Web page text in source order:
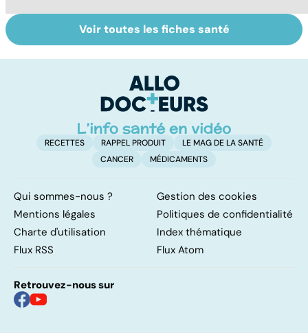
Tout savoir sur
les infections
Covid-19 : tout
savoir sur la
Voir toutes les fiches santé
RECETTES RAPPEL PRODUIT
LE MAG DE LA SANTÉ
CANCER
MÉDICAMENTS
Qui sommes-nous ?
Gestion des cookies
Mentions légales
Politiques de confidentialité
Charte d'utilisation
Index thématique
Flux RSS
Flux Atom
Retrouvez-nous sur